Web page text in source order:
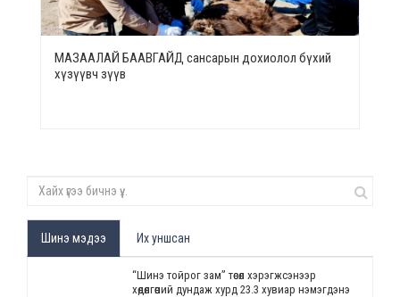
МАЗААЛАЙ БААВГАЙД сансарын дохиолол бүхий
хүзүүвч зүүв
Шинэ мэдээ Их уншсан
“Шинэ тойрог зам” төсөл хэрэгжсэнээр
хөдөлгөөний дундаж хурд 23.3 хувиар нэмэгдэнэ